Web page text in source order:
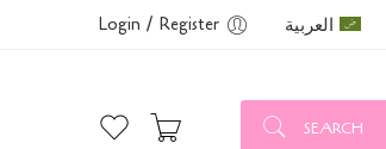
العربية Login / Register
SEARCH